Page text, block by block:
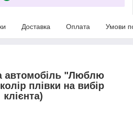
Доставка Оплата Умови
автомобіль "Люблю
плівки на вибір
клієнта)